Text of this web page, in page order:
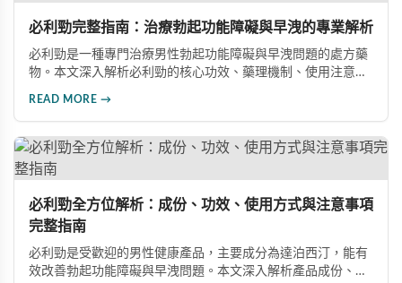
必利勁完整指南：治療勃起功能障礙與早洩的專業解析
必利勁是一種專門治療男性勃起功能障礙與早洩問題的處方藥
物。本文深入解析必利勁的核心功效、藥理機制、使用注意事
READ MORE →
必利勁全方位解析：成份、功效、使用方式與注意事項
完整指南
必利勁是受歡迎的男性健康產品，主要成分為達泊西汀，能有
效改善勃起功能障礙與早洩問題。本文深入解析產品成份、功